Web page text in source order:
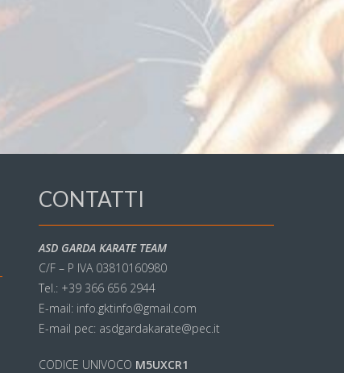
CONTATTI
ASD GARDA KARATE TEAM
C/F – P IVA 03810160980
Tel.: +39 366 656 2944
E-mail: info.gktinfo@gmail.com
E-mail pec: asdgardakarate@pec.it
CODICE UNIVOCO M5UXCR1